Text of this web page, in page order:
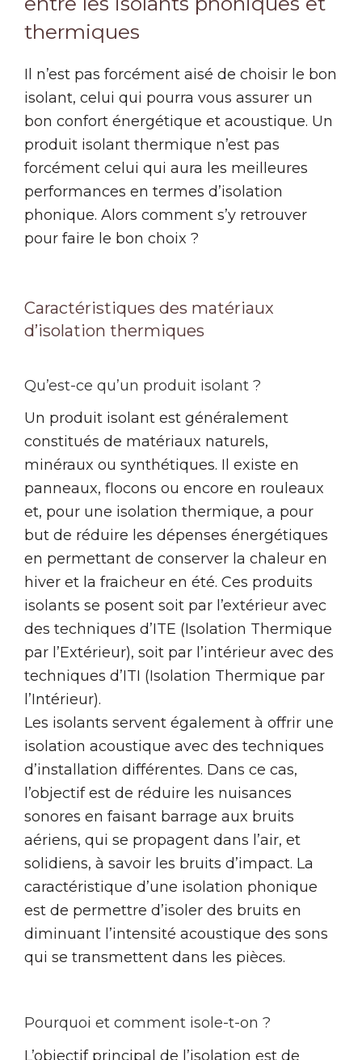
thermiques
Il n’est pas forcément aisé de choisir le bon
isolant, celui qui pourra vous assurer un
bon confort énergétique et acoustique. Un
produit isolant thermique n’est pas
forcément celui qui aura les meilleures
performances en termes d’isolation
phonique. Alors comment s’y retrouver
pour faire le bon choix ?
Caractéristiques des matériaux
d’isolation thermiques
Qu’est-ce qu’un produit isolant ?
Un produit isolant est généralement
constitués de matériaux naturels,
minéraux ou synthétiques. Il existe en
panneaux, flocons ou encore en rouleaux
et, pour une isolation thermique, a pour
but de réduire les dépenses énergétiques
en permettant de conserver la chaleur en
hiver et la fraicheur en été. Ces produits
isolants se posent soit par l’extérieur avec
des techniques d’ITE (Isolation Thermique
par l’Extérieur), soit par l’intérieur avec des
techniques d’ITI (Isolation Thermique par
l’Intérieur).
Les isolants servent également à offrir une
isolation acoustique avec des techniques
d’installation différentes. Dans ce cas,
l’objectif est de réduire les nuisances
sonores en faisant barrage aux bruits
aériens, qui se propagent dans l’air, et
solidiens, à savoir les bruits d’impact. La
caractéristique d’une isolation phonique
est de permettre d’isoler des bruits en
diminuant l’intensité acoustique des sons
qui se transmettent dans les pièces.
Pourquoi et comment isole-t-on ?
L’objectif principal de l’isolation est de